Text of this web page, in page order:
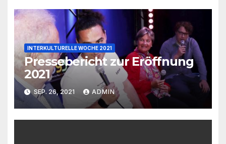
INTERKULTURELLE WOCHE 2021
Pressebericht zur Eröffnung
2021
SEP. 26, 2021 ADMIN